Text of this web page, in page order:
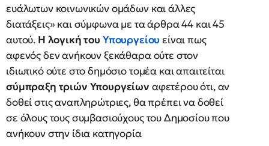
ευάλωτων κοινωνικών ομάδων και άλλες
διατάξεις» και σύμφωνα με τα άρθρα 44 και 45
αυτού. Η λογική του Υπουργείου είναι πως
αφενός δεν ανήκουν ξεκάθαρα ούτε στον
ιδιωτικό ούτε στο δημόσιο τομέα και απαιτείται
σύμπραξη τριών Υπουργείων αφετέρου ότι, αν
δοθεί στις αναπληρώτριες, θα πρέπει να δοθεί
σε όλους τους συμβασιούχους του Δημοσίου που
ανήκουν στην ίδια κατηγορία